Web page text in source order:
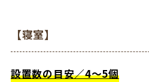
【寝室】
設置数の目安／4～5個